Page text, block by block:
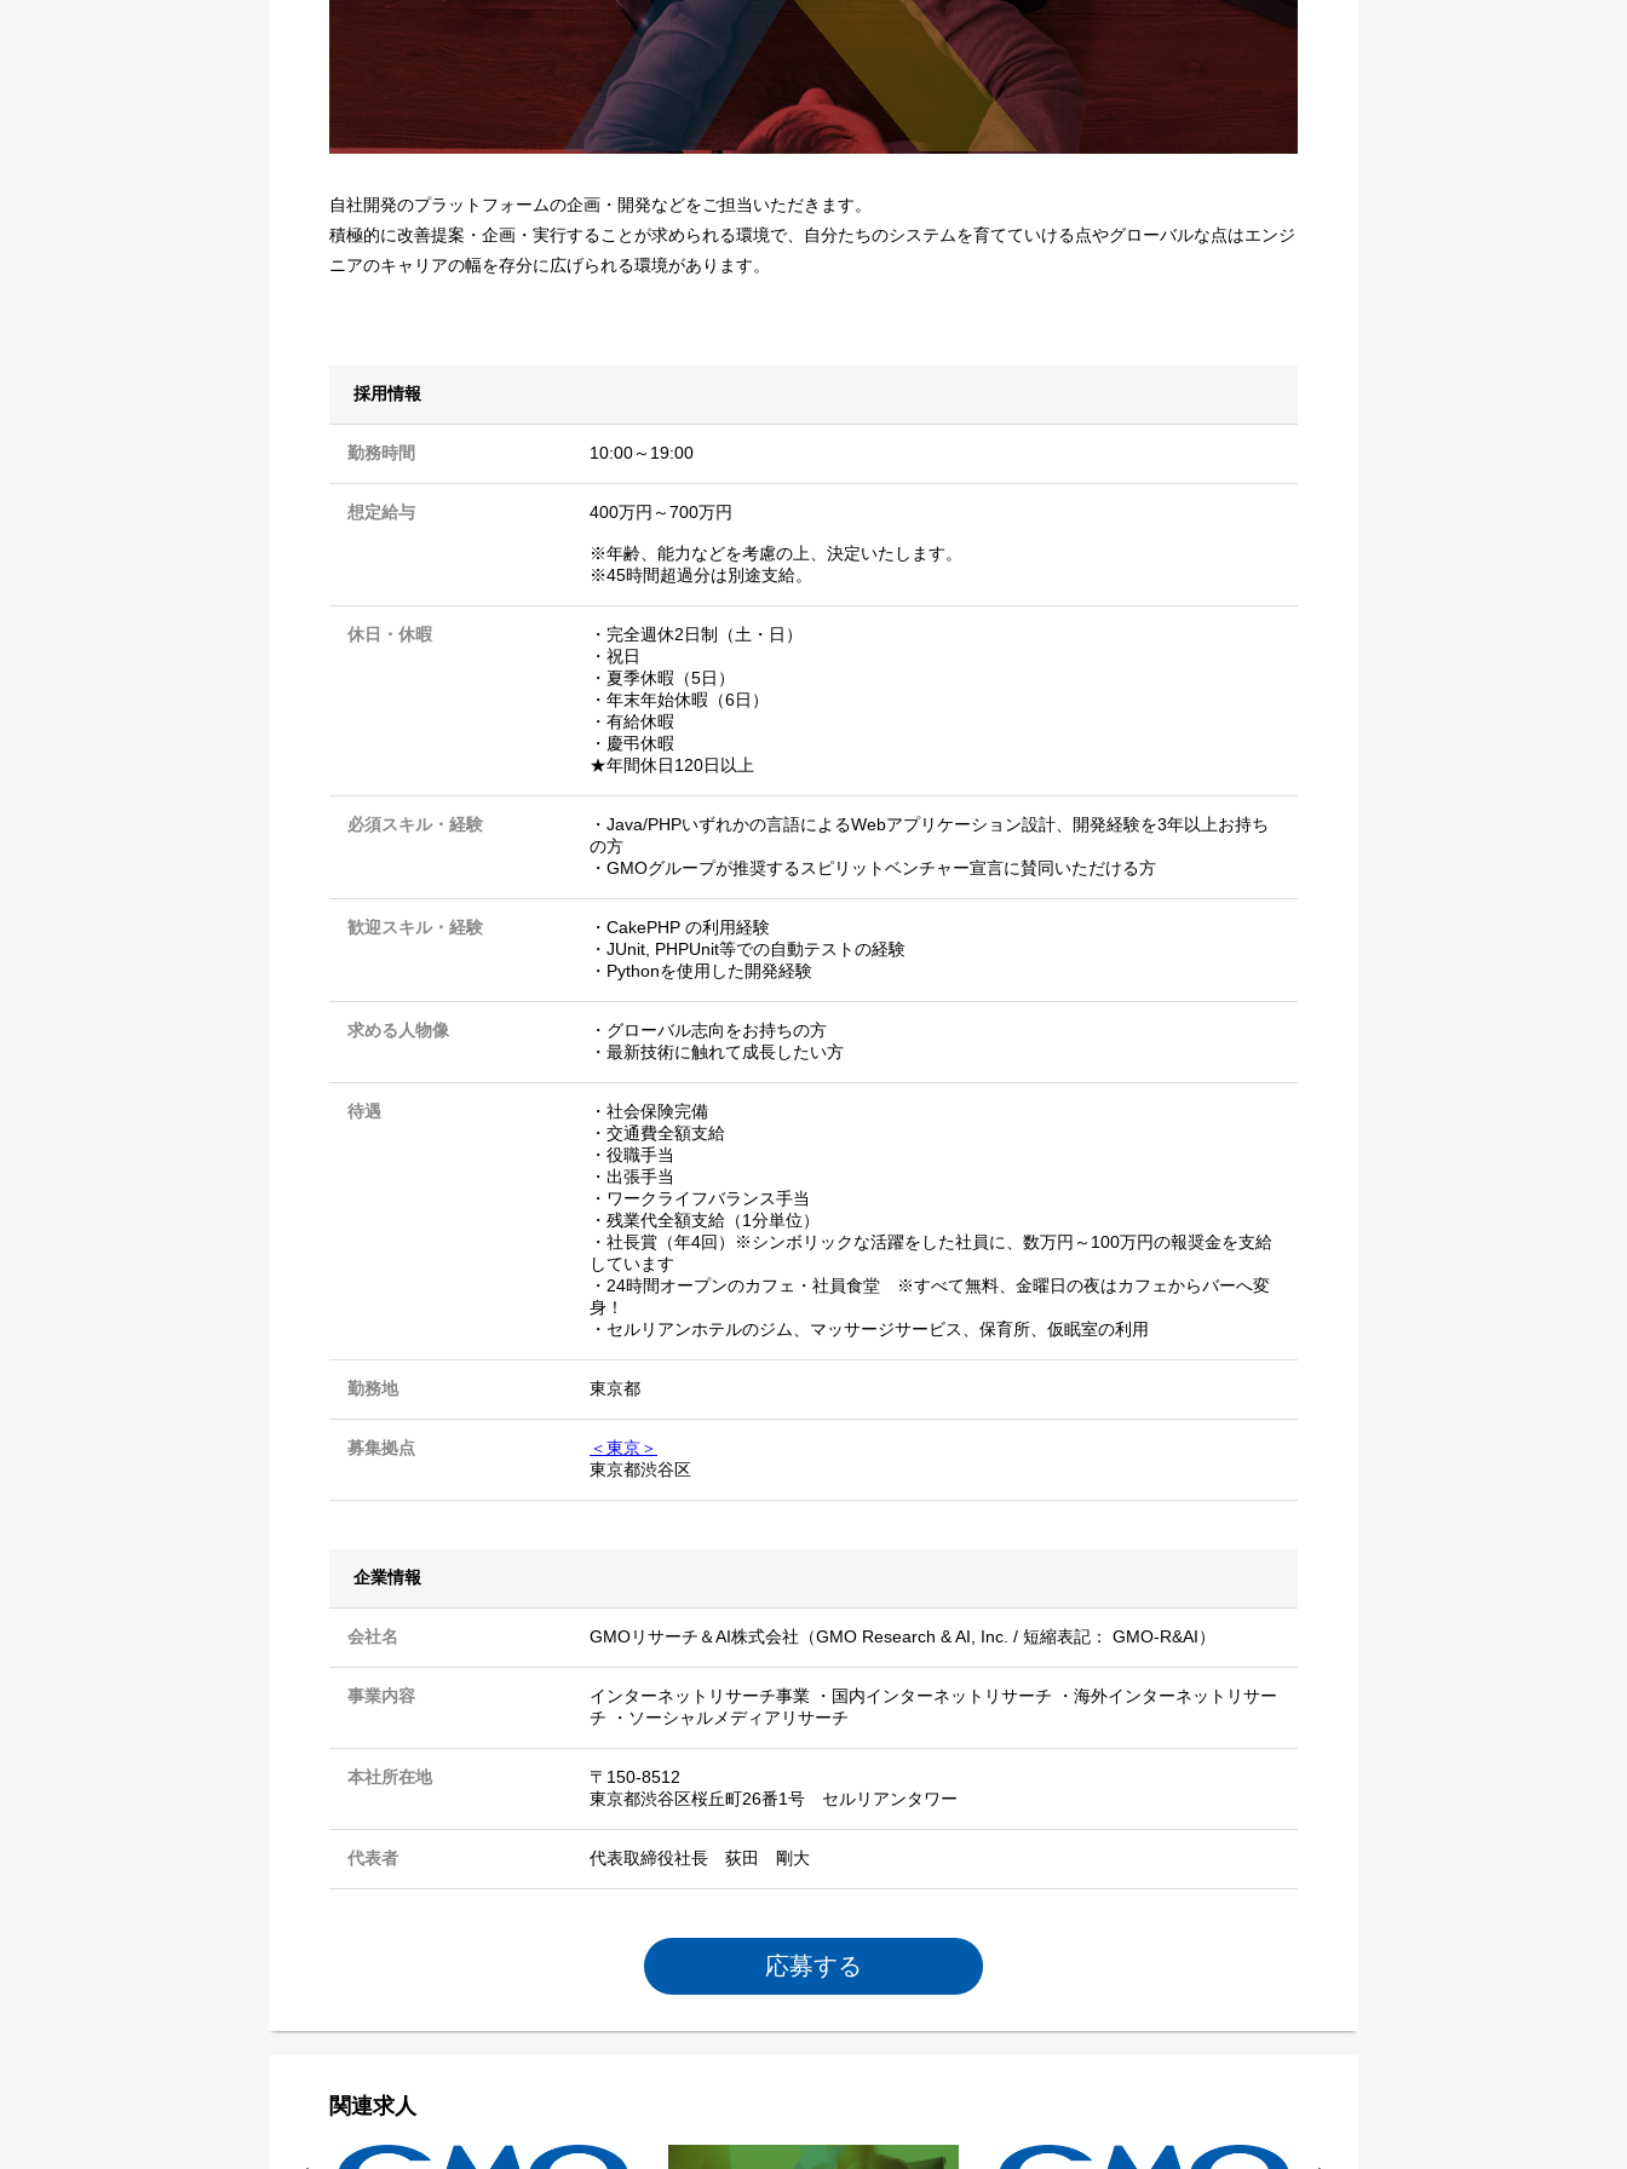
自社開発のプラットフォームの企画・開発などをご担当いただきます。
積極的に改善提案・企画・実行することが求められる環境で、自分たちのシステムを育てていける点やグローバルな点はエンジ
ニアのキャリアの幅を存分に広げられる環境があります。
採用情報
勤務時間 10:00～19:00
想定給与 400万円～700万円
※年齢、能力などを考慮の上、決定いたします。
※45時間超過分は別途支給。
休日・休暇
・完全週休2日制（土・日）
・祝日
・夏季休暇（5日）
・年末年始休暇（6日）
・有給休暇
・慶弔休暇
★年間休日120日以上
必須スキル・経験
・Java/PHPいずれかの言語によるWebアプリケーション設計、開発経験を3年以上お持ち
の方
・GMOグループが推奨するスピリットベンチャー宣言に賛同いただける方
歓迎スキル・経験
・CakePHP の利用経験
・JUnit, PHPUnit等での自動テストの経験
・Pythonを使用した開発経験
求める人物像
・グローバル志向をお持ちの方
・最新技術に触れて成長したい方
待遇
・社会保険完備
・交通費全額支給
・役職手当
・出張手当
・ワークライフバランス手当
・残業代全額支給（1分単位）
・社長賞（年4回）※シンボリックな活躍をした社員に、数万円～100万円の報奨金を支給
しています
・24時間オープンのカフェ・社員食堂 ※すべて無料、金曜日の夜はカフェからバーへ変
身！
・セルリアンホテルのジム、マッサージサービス、保育所、仮眠室の利用
勤務地 東京都
募集拠点
＜東京＞
東京都渋谷区
企業情報
会社名 GMOリサーチ＆AI株式会社（GMO Research & AI, Inc. / 短縮表記： GMO-R&AI）
事業内容
インターネットリサーチ事業 ・国内インターネットリサーチ ・海外インターネットリサー
チ ・ソーシャルメディアリサーチ
本社所在地
〒150-8512
東京都渋谷区桜丘町26番1号 セルリアンタワー
代表者 代表取締役社長 荻田 剛大
応募する
関連求人